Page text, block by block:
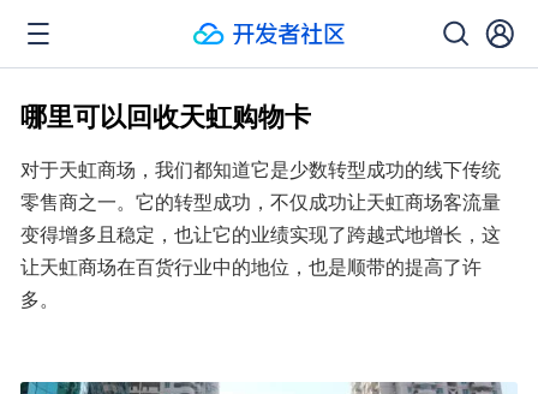
哪里可以回收天虹购物卡
对于天虹商场，我们都知道它是少数转型成功的线下传统
零售商之一。它的转型成功，不仅成功让天虹商场客流量
变得增多且稳定，也让它的业绩实现了跨越式地增长，这
让天虹商场在百货行业中的地位，也是顺带的提高了许
多。